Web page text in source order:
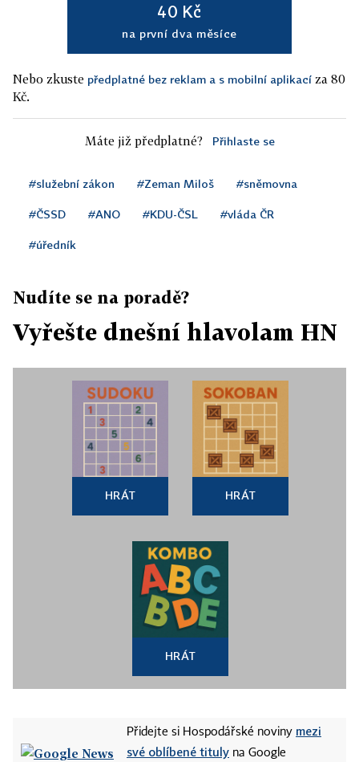
40 Kč
na první dva měsíce
Nebo zkuste předplatné bez reklam a s mobilní aplikací za 80
Kč.
Máte již předplatné? Přihlaste se
#služební zákon #Zeman Miloš #sněmovna
#ČSSD #ANO #KDU-ČSL #vláda ČR
#úředník
Nudíte se na poradě?
Vyřešte dnešní hlavolam HN
HRÁT HRÁT
HRÁT
Přidejte si Hospodářské noviny mezi
své oblíbené tituly na Google